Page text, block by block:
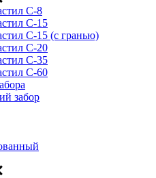
С-8
С-15
С-15 (с гранью)
С-20
С-35
С-60
забор